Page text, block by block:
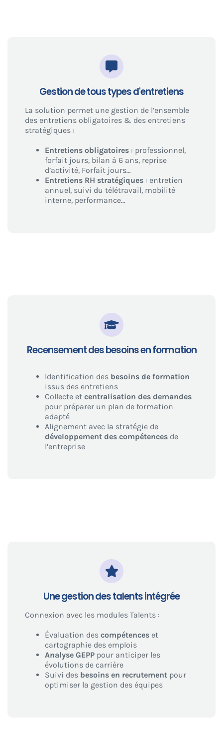
Gestion de tous types d'entretiens
La solution permet une gestion de l’ensemble
des entretiens obligatoires & des entretiens
stratégiques :
Entretiens obligatoires: professionnel,
forfait jours, bilan à 6 ans, reprise
d’activité, Forfait jours…
Entretiens RH stratégiques: entretien
annuel, suivi du télétravail, mobilité
interne, performance…
Recensement des besoins en formation
Identification desbesoins de formation
issus des entretiens
Collecte et centralisation des demandes
pour préparer un plan de formation
adapté
Alignement avec la stratégie de
développement des compétencesde
l’entreprise
Une gestion des talents intégrée
Connexion avec les modules Talents :
Évaluation des compétenceset
cartographie des emplois
Analyse GEPPpour anticiper les
évolutions de carrière
Suivi des besoins en recrutementpour
optimiser la gestion des équipes